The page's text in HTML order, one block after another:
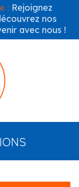
: Rejoignez
nos
avec nous !